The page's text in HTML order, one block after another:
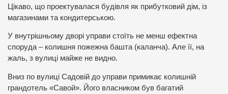
Цікаво, що проектувалася будівля як прибутковий дім, із
магазинами та кондитерською.
У внутрішньому дворі управи стоїть не менш ефектна
споруда – колишня пожежна башта (каланча). Але її, на
жаль, з вулиці майже не видно.
Вниз по вулиці Садовій до управи примикає колишній
грандотель «Савой». Його власником був багатий